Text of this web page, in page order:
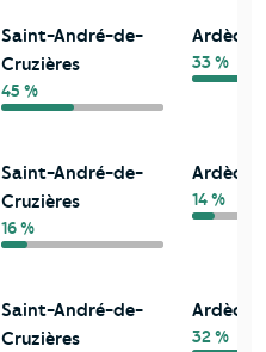
Saint-André-de-
Cruzières
45 %
Ardèche
33 %
Saint-André-de-
Cruzières
16 %
Ardèche
14 %
Saint-André-de-
Cruzières
Ardèche
32 %